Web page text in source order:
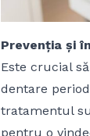
Prevenția și
Este crucial
dentare
tratamentul
pentru o